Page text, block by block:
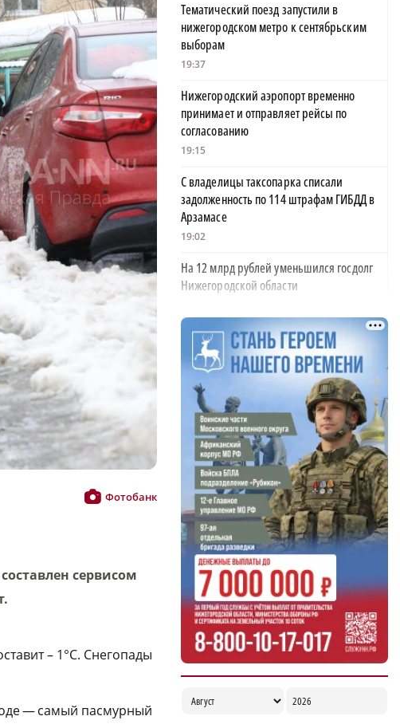
Фотобанк
сервисом
– 1°С. Снегопады
— самый пасмурный
Тематический поезд запустили в
нижегородском метро к сентябрьским
выборам
19:37
Нижегородский аэропорт временно
принимает и отправляет рейсы по
согласованию
19:15
С владелицы таксопарка списали
задолженность по 114 штрафам ГИБДД в
Арзамасе
19:02
На 12 млрд рублей уменьшился госдолг
Нижегородской области
В Нижегородской области тестируют
дроны для контроля сброса мусора
18:37
В Нижегородской области выделят 10 млн
рублей на поддержку «СВОё дело»
18:08
34 млрд рублей направят на поддержку
нижегородских семей в этом году
18:03
В Нижегородской области поздравили
ветеранов строительной отрасли
18:02